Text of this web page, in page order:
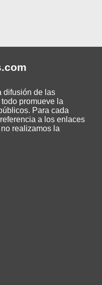
.com
difusión de las
promueve la
Para cada
a los enlaces
realizamos la